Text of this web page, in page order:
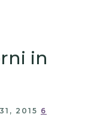
in
2015 6